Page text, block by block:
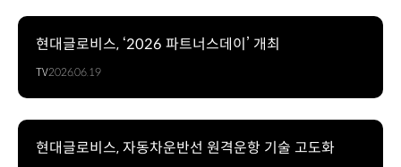
현대글로비스, ‘2026 파트너스데이’ 개최
TV2026.06.19
현대글로비스, 자동차운반선 원격운항 기술 고도화